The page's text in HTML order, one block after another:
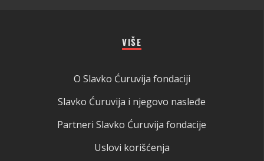
VIŠE
O Slavko Ćuruvija fondaciji
Slavko Ćuruvija i njegovo nasleđe
Partneri Slavko Ćuruvija fondacije
Uslovi korišćenja